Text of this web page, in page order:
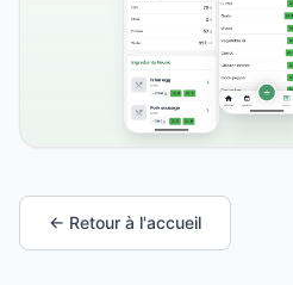
← Retour à l'accueil